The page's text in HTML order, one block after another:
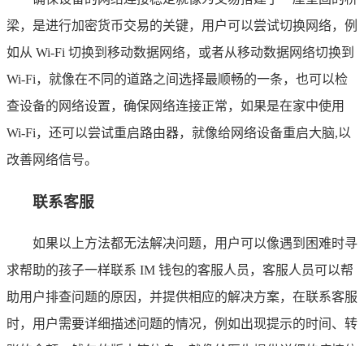
梁，是进行加密货币交易的关键，用户可以尝试切换网络，例
如从 Wi-Fi 切换到移动数据网络，或者从移动数据网络切换到
Wi-Fi，就像在不同的道路之间选择最顺畅的一条，也可以检
查设备的网络设置，确保网络连接正常，如果是在家中使用
Wi-Fi，还可以尝试重启路由器，就像给网络设备重启大脑,以
改善网络信号。
联系客服
如果以上方法都无法解决问题，用户可以像遇到困难时寻
求帮助的孩子一样联系 IM 钱包的客服人员，客服人员可以帮
助用户排查问题的原因，并提供相应的解决方案，在联系客服
时，用户需要详细描述问题的情况，例如出现提示的时间、转